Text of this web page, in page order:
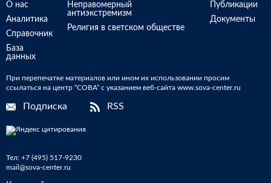
О нас
Аналитика
Справочник
База
данных
Неправомерный
антиэкстремизм
Религия в светском обществе
Публикации
Документы
При перепечатке материалов или ином их использовании просим
ссылаться на центр “СОВА” с указанием веб-сайта www.sova-center.ru
Подписка RSS
Тел: +7 (495) 517-9230
mail@sova-center.ru